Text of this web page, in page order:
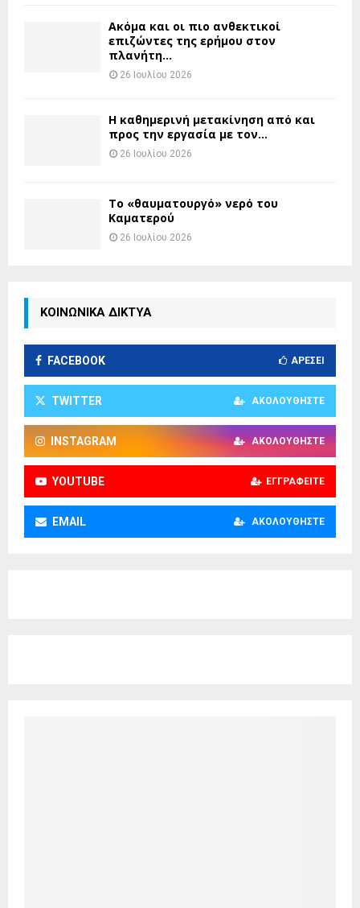
Ακόμα και οι πιο ανθεκτικοί
επιζώντες της ερήμου στον
πλανήτη...
26 Ιουλίου 2026
H καθημερινή μετακίνηση από και
προς την εργασία με τον...
26 Ιουλίου 2026
Το «θαυματουργό» νερό του
Καματερού
26 Ιουλίου 2026
ΚΟΙΝΩΝΙΚΑ ΔΙΚΤΥΑ
FACEBOOK ΑΡΈΣΕΙ
TWITTER ΑΚΟΛΟΥΘΉΣΤΕ
INSTAGRAM ΑΚΟΛΟΥΘΉΣΤΕ
YOUTUBE ΕΓΓΡΑΦΕΊΤΕ
EMAIL ΑΚΟΛΟΥΘΉΣΤΕ